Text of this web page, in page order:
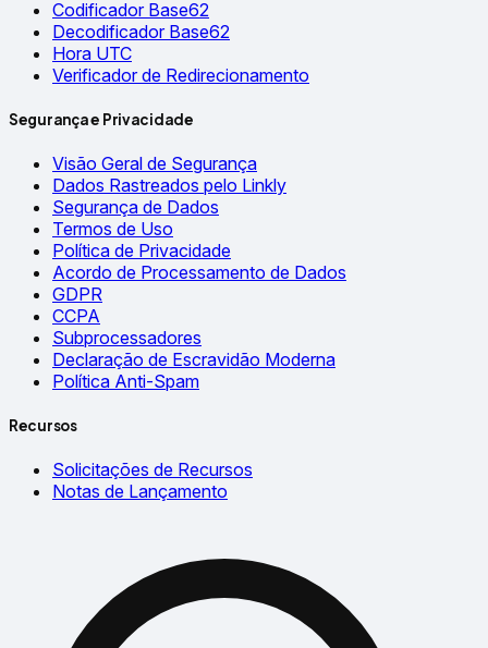
Codificador Base62
Decodificador Base62
Hora UTC
Verificador de Redirecionamento
Segurança e Privacidade
Visão Geral de Segurança
Dados Rastreados pelo Linkly
Segurança de Dados
Termos de Uso
Política de Privacidade
Acordo de Processamento de Dados
GDPR
CCPA
Subprocessadores
Declaração de Escravidão Moderna
Política Anti-Spam
Recursos
Solicitações de Recursos
Notas de Lançamento